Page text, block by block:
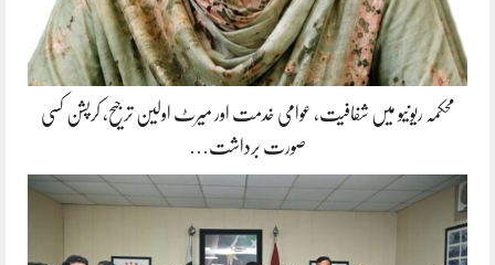
محکمہ ریونیو میں شفافیت، عوامی خدمت اور میرٹ اولین ترجیح، کرپشن کسی
صورت برداشت…